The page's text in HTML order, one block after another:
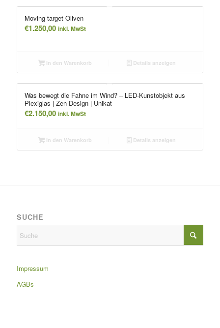
Moving target Oliven
€1.250,00 inkl. MwSt
In den Warenkorb Details anzeigen
Was bewegt die Fahne im Wind? – LED-Kunstobjekt aus
Plexiglas | Zen-Design | Unikat
€2.150,00 inkl. MwSt
In den Warenkorb Details anzeigen
SUCHE
Impressum
AGBs